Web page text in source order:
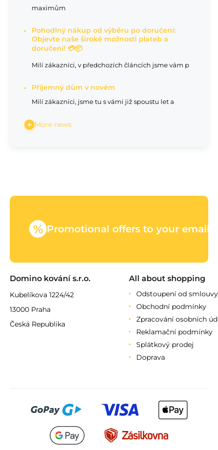
maximům
Pohodlný nákup od výběru po doručení:
Objevte naše široké možnosti plateb a
doručení! 💳📦
Milí zákazníci, v předchozích článcích jsme vám p
Příjemný dům v novém
Milí zákazníci, jsme tu s vámi již spoustu let a
More news
% Promotional offers to your email
Domino kování s.r.o.
Kubelíkova 1224/42
13000 Praha
Česká Republika
All about shopping
Odstoupení od smlouvy
Obchodní podmínky
Zpracování osobních
Reklamační podmínky
Splátkový prodej
Doprava